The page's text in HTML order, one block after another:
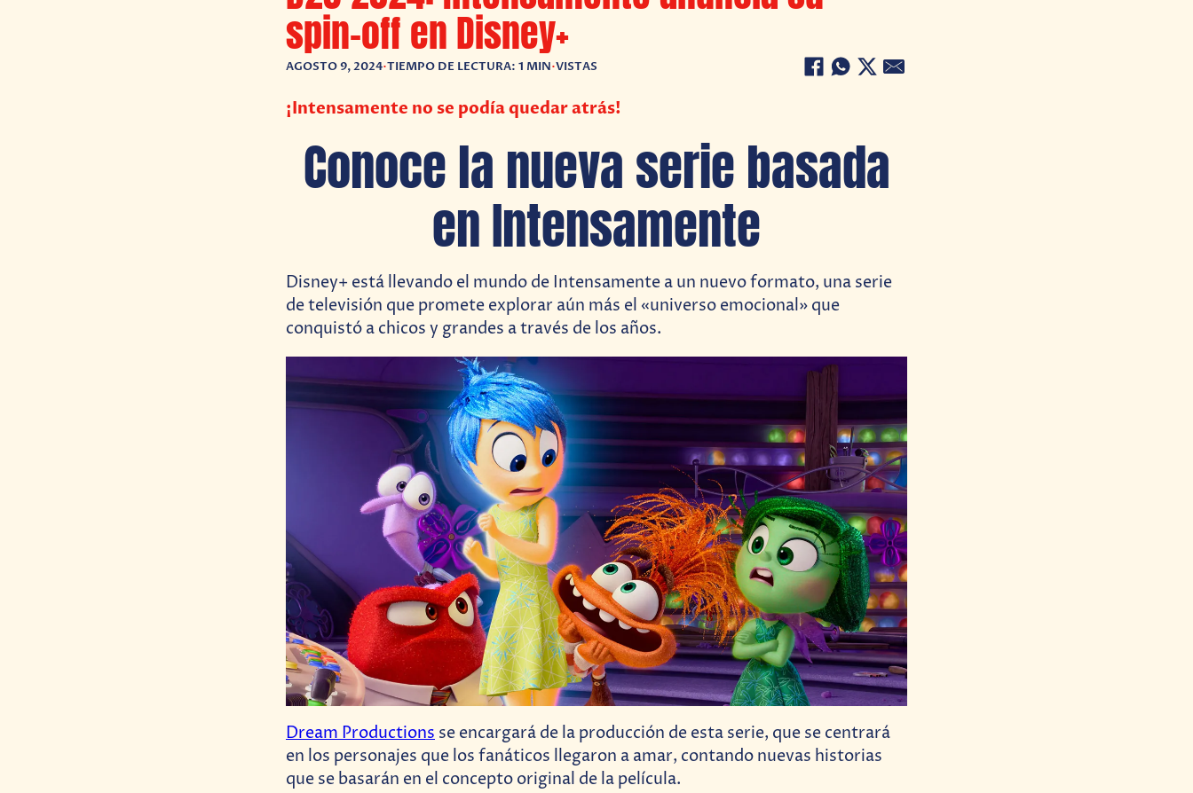
spin-off en Disney+
AGOSTO 9, 2024•TIEMPO DE LECTURA: 1 MIN•VISTAS
¡Intensamente no se podía quedar atrás!
Conoce la nueva serie basada
en Intensamente
Disney+ está llevando el mundo de Intensamente a un nuevo formato, una serie
de televisión que promete explorar aún más el «universo emocional» que
conquistó a chicos y grandes a través de los años.
Dream Productions se encargará de la producción de esta serie, que se centrará
en los personajes que los fanáticos llegaron a amar, contando nuevas historias
que se basarán en el concepto original de la película.